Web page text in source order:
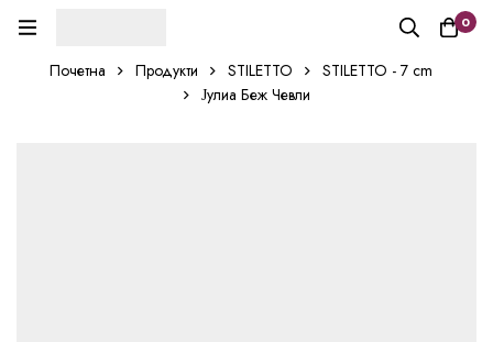
0
Почетна Продукти STILETTO
STILETTO - 7 cm
Јулиа Беж Чевли